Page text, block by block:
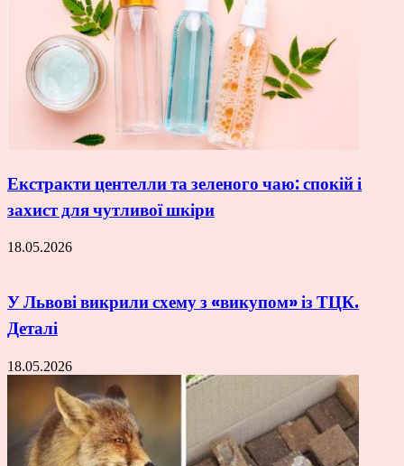
Екстракти центелли та зеленого чаю: спокій і
захист для чутливої шкіри
18.05.2026
У Львові викрили схему з «викупом» із ТЦК.
Деталі
18.05.2026